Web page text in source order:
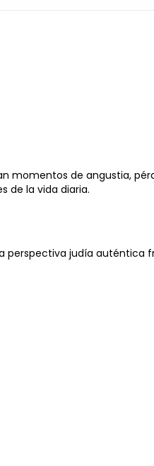
momentos de angustia,
de la vida diaria.
perspectiva judía auténtica